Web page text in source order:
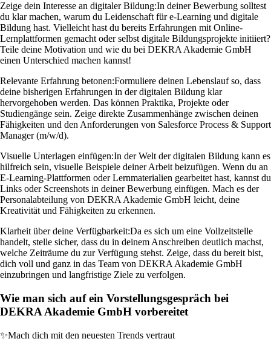
Zeige dein Interesse an digitaler Bildung:In deiner Bewerbung solltest
du klar machen, warum du Leidenschaft für e-Learning und digitale
Bildung hast. Vielleicht hast du bereits Erfahrungen mit Online-
Lernplattformen gemacht oder selbst digitale Bildungsprojekte initiiert?
Teile deine Motivation und wie du bei DEKRA Akademie GmbH
einen Unterschied machen kannst!
Relevante Erfahrung betonen:Formuliere deinen Lebenslauf so, dass
deine bisherigen Erfahrungen in der digitalen Bildung klar
hervorgehoben werden. Das können Praktika, Projekte oder
Studiengänge sein. Zeige direkte Zusammenhänge zwischen deinen
Fähigkeiten und den Anforderungen von Salesforce Process & Support
Manager (m/w/d).
Visuelle Unterlagen einfügen:In der Welt der digitalen Bildung kann es
hilfreich sein, visuelle Beispiele deiner Arbeit beizufügen. Wenn du an
E-Learning-Plattformen oder Lernmaterialien gearbeitet hast, kannst du
Links oder Screenshots in deiner Bewerbung einfügen. Mach es der
Personalabteilung von DEKRA Akademie GmbH leicht, deine
Kreativität und Fähigkeiten zu erkennen.
Klarheit über deine Verfügbarkeit:Da es sich um eine Vollzeitstelle
handelt, stelle sicher, dass du in deinem Anschreiben deutlich machst,
welche Zeiträume du zur Verfügung stehst. Zeige, dass du bereit bist,
dich voll und ganz in das Team von DEKRA Akademie GmbH
einzubringen und langfristige Ziele zu verfolgen.
Wie man sich auf ein Vorstellungsgespräch bei
DEKRA Akademie GmbH vorbereitet
✨Mach dich mit den neuesten Trends vertraut